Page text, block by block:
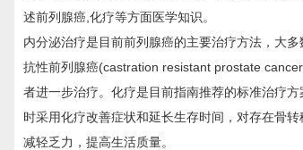
述前列腺癌,化疗等方面医学知识。
内分泌治疗是目前前列腺癌的主要治疗方法，大
抗性前列腺癌(castration resistant prostate
者进一步治疗。化疗是目前指南推荐的标准治疗
时采用化疗改善症状和延长生存时间，对存在骨
减轻乏力，提高生活质量。